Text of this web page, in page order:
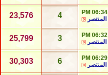
06:34 PM
المنتصر 4
23,576
06:32 PM
المنتصر 3
25,799
06:29 PM
المنتصر 6
30,303